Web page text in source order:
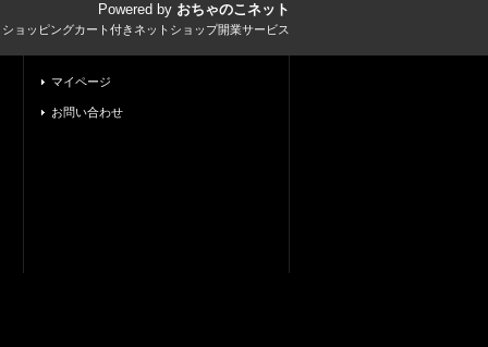
Powered by おちゃのこネット
ョッピングカート付きネットショップ開業サービス
マイページ
お問い合わせ